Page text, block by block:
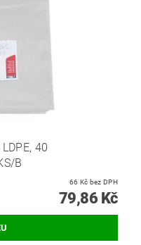
40
B
66 Kč bez DPH
79,86 Kč